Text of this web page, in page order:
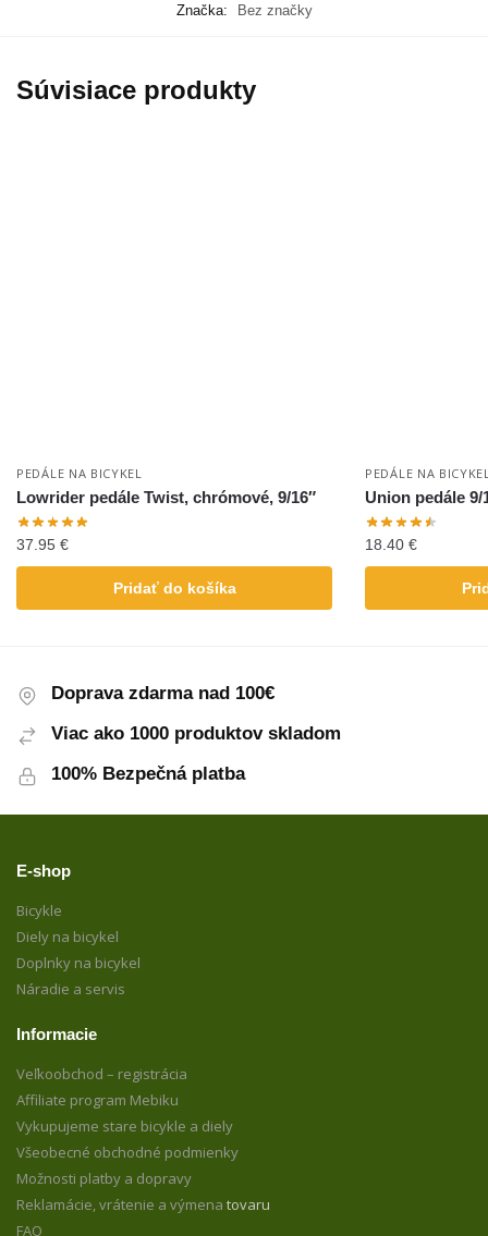
Značka:
Bez značky
Súvisiace produkty
PEDÁLE NA BICYKEL
Lowrider pedále Twist, chrómové, 9/16″
37.95 €
Pridať do košíka
PEDÁLE NA
Union pedále 9/
18.40 €
Doprava zdarma nad 100€
Viac ako 1000 produktov skladom
100% Bezpečná platba
E-shop
Bicykle
Diely na bicykel
Doplnky na bicykel
Náradie a servis
Informacie
Veľkoobchod – registrácia
Affiliate program Mebiku
Vykupujeme stare bicykle a diely
Všeobecné obchodné podmienky
Možnosti platby a dopravy
Reklamácie, vrátenie a výmena tovaru
FAQ